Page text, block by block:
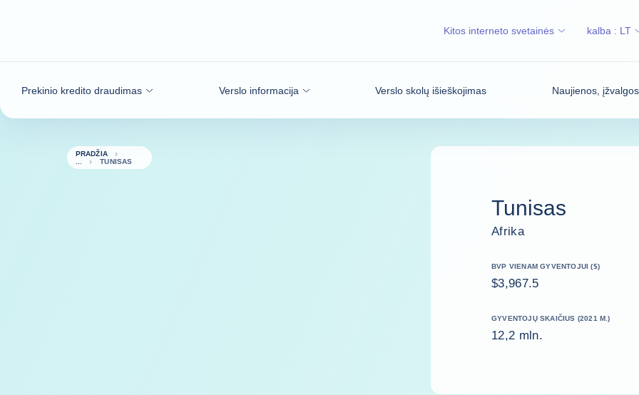
Prekinio kredito draudimas Verslo informacija Verslo skolų išieškojimas Naujienos,
Kitos interneto svetainės kalba : LT
PRADŽIA
TUNISAS
Tunisas
Afrika
BVP VIENAM GYVENTOJUI ($)
$3,967.5
GYVENTOJŲ SKAIČIUS (2021 M.)
12,2 mln.